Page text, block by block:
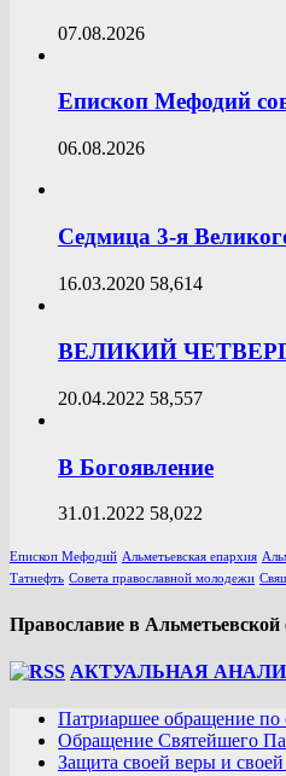
07.08.2026
Епископ Мефодий
06.08.2026
Седмица 3-я
16.03.2020 58,614
ВЕЛИКИЙ
20.04.2022 58,557
В Богоявление
31.01.2022 58,022
Епископ Мефодий Альметьевская епархия
Татнефть Совета православной молодежи
Православие в Альметьевской
АКТУАЛЬНАЯ
Патриаршее обращение по
Обращение Святейшего
Защита своей веры и